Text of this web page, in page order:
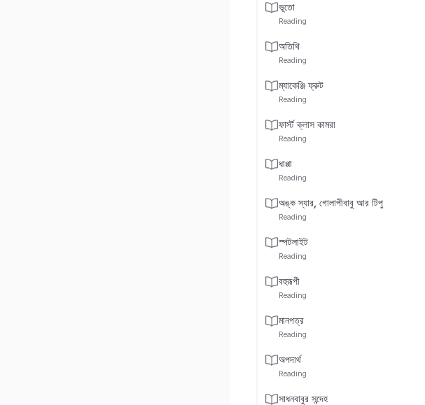
ভূতো
Reading
অতিথি
Reading
ম্যাকেঞ্জি ফ্রুট
Reading
ফার্স্ট ক্লাস কামরা
Reading
ধাপ্পা
Reading
অঙ্ক স্যার, গোলাপীবাবু আর টিপু
Reading
স্পটলাইট
Reading
বহুরূপী
Reading
মানপত্র
Reading
অপদার্থ
Reading
সাধনবাবুর সন্দেহ
মিঃ শাসমল হাত বাড়িয়ে
যাবেন, অমনি তাঁর চোখ
একটা বেড়াল। বাঘের
এরকম বেড়াল কোথায়
হ্যাঁ, মনে পড়েছে। তাঁর
ঘটনাটা মনে পড়ে গেল মিঃ
মাস ছয়েক আগে একদিন
অধীরের সঙ্গে তার
অবস্থায় ঘুম এমনিতেই
পেপারওয়েট তুলে নিয়ে
বাড়িতে হুলস্থূল কাণ্ড।
বেড়াল খুন! সেরকম
হস্টেলে থাকেন—ঘরের
জ্বলন্ত কাগজটা একবার
মিঃ শাসমল
নেই। আর মাথা গরম
মিঃ শাসমল বইটা খুলে